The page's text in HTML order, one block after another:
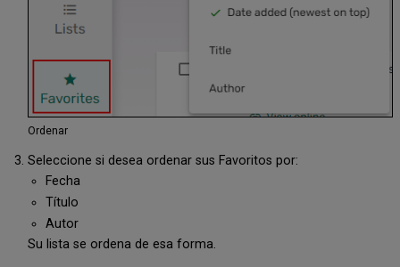
Ordenar
Seleccione si desea ordenar sus Favoritos por:
Fecha
Título
Autor
Su lista se ordena de esa forma.